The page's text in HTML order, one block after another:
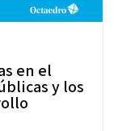
en el
y los